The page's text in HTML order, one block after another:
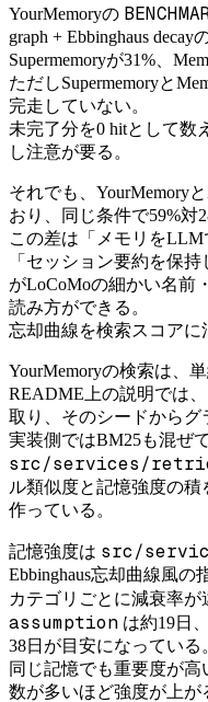
YourMemoryの
graph + Ebbinghaus decay
Supermemoryが31%、
ただしSupermemoryと
完走していない。
未完了分を0 hitとして数
し注意が要る。
それでも、YourMemory
おり、同じ条件で59%対
この差は「メモリをLLM
「セッション要約を保
がLoCoMoの細かい名前
読み方ができる。
忘却曲線を検索スコアに
YourMemoryの検索は、
README上の説明では
取り、そのシードからグ
実装側ではBM25も混ぜて
src/services/
ル類似度と記憶強度の
作っている。
記憶強度は src/
Ebbinghaus忘却曲線風の
カテゴリごとに減衰率が
assumption は約19日、
38日が目安になっている
同じ記憶でも重要度が
数が多いほど強度が上が